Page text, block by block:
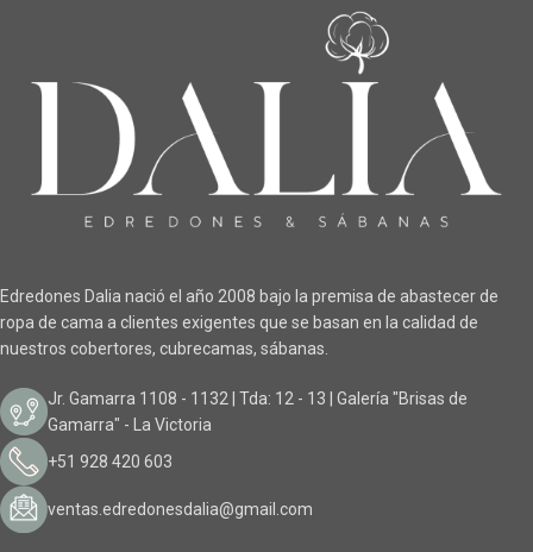
Edredones Dalia nació el año 2008 bajo la premisa de abastecer de
ropa de cama a clientes exigentes que se basan en la calidad de
nuestros cobertores, cubrecamas, sábanas.
Jr. Gamarra 1108 - 1132 | Tda: 12 - 13 | Galería "Brisas de
Gamarra" - La Victoria
+51 928 420 603
ventas.edredonesdalia@gmail.com